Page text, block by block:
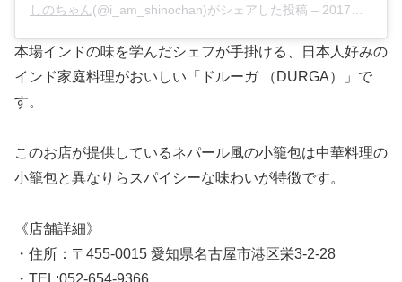
しのちゃん(@i_am_shinochan)がシェアした投稿 – 2017年11月月7日午前3時47分PST
本場インドの味を学んだシェフが手掛ける、日本人好みの
インド家庭料理がおいしい「ドルーガ （DURGA）」で
す。
このお店が提供しているネパール風の小籠包は中華料理の
小籠包と異なりらスパイシーな味わいが特徴です。
《店舗詳細》
・住所：〒455-0015 愛知県名古屋市港区栄3-2-28
・TEL:052-654-9366